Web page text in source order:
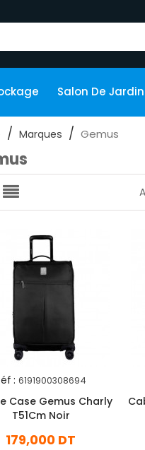
Salon De Jardin
Marques Gemus
: 6191900308694
Case Gemus Charly
T51Cm Noir
179,000 DT